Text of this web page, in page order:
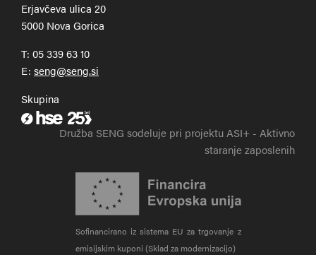
Erjavčeva ulica 20
5000 Nova Gorica
T: 05 339 63 10
E:
Skupina
Zunanja povezava na hse.si
Družba SENG sodeluje pri projektu ASI+ - Aktivno
staranje zaposlenih
Sofinancirano iz sistema EU za trgovanje z
emisijskim kuponi (Sklad za modernizacijo)